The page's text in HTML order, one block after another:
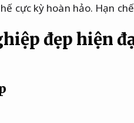
cực kỳ hoàn hảo. Hạn
đẹp hiện